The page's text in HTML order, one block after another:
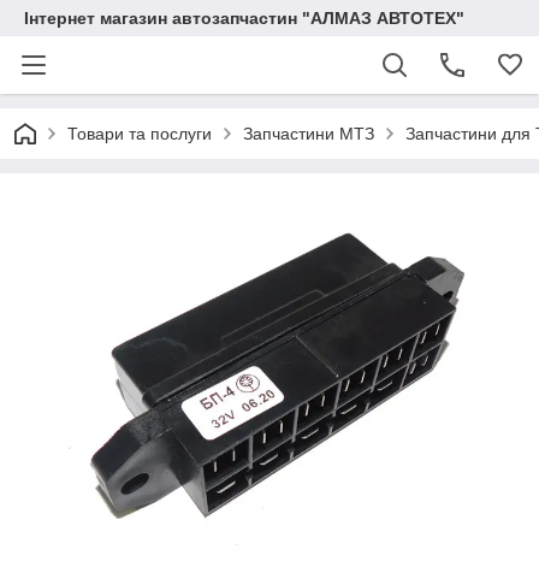
Інтернет магазин автозапчастин "АЛМАЗ АВТОТЕХ"
Товари та послуги Запчастини МТЗ Запчастини